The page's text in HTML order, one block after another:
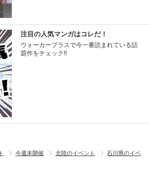
注目の人気マンガはコレだ！
ウォーカープラスで今一番読まれている話
題作をチェック!!
今週末開催 北陸のイベント
石川県のイベ